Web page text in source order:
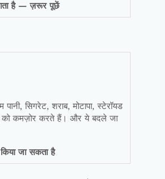
है—ज़रूर पूछें
सिगरेट, शराब, मोटापा, स्टेरॉयड
कमज़ोर करते हैं। और ये बदले जा
किया जा सकता है